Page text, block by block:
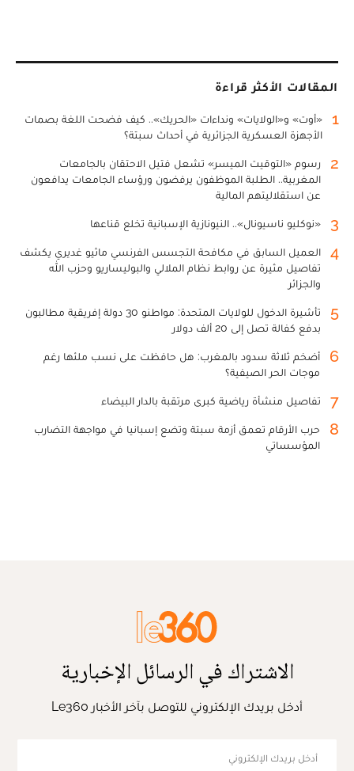
المقالات الأكثر قراءة
1
«أوت» و«الولايات» ونداءات «الحريك».. كيف فضحت اللغة بصمات
الأجهزة العسكرية الجزائرية في أحداث سبتة؟
2
رسوم «التوقيت الميسر» تشعل فتيل الاحتقان بالجامعات
المغربية.. الطلبة الموظفون يرفضون ورؤساء الجامعات يدافعون
عن استقلاليتهم المالية
3 «نوكليو ناسيونال».. النيونازية الإسبانية تخلع قناعها
4
العميل السابق في مكافحة التجسس الفرنسي ماثيو غديري يكشف
تفاصيل مثيرة عن روابط نظام الملالي والبوليساريو وحزب الله
والجزائر
5
تأشيرة الدخول للولايات المتحدة: مواطنو 30 دولة إفريقية مطالبون
بدفع كفالة تصل إلى 20 ألف دولار
6
أضخم ثلاثة سدود بالمغرب: هل حافظت على نسب ملئها رغم
موجات الحر الصيفية؟
7 تفاصيل منشأة رياضية كبرى مرتقبة بالدار البيضاء
8
حرب الأرقام تعمق أزمة سبتة وتضع إسبانيا في مواجهة التضارب
المؤسساتي
الاشتراك في الرسائل الإخبارية
أدخل بريدك الإلكتروني للتوصل بآخر الأخبار Le360